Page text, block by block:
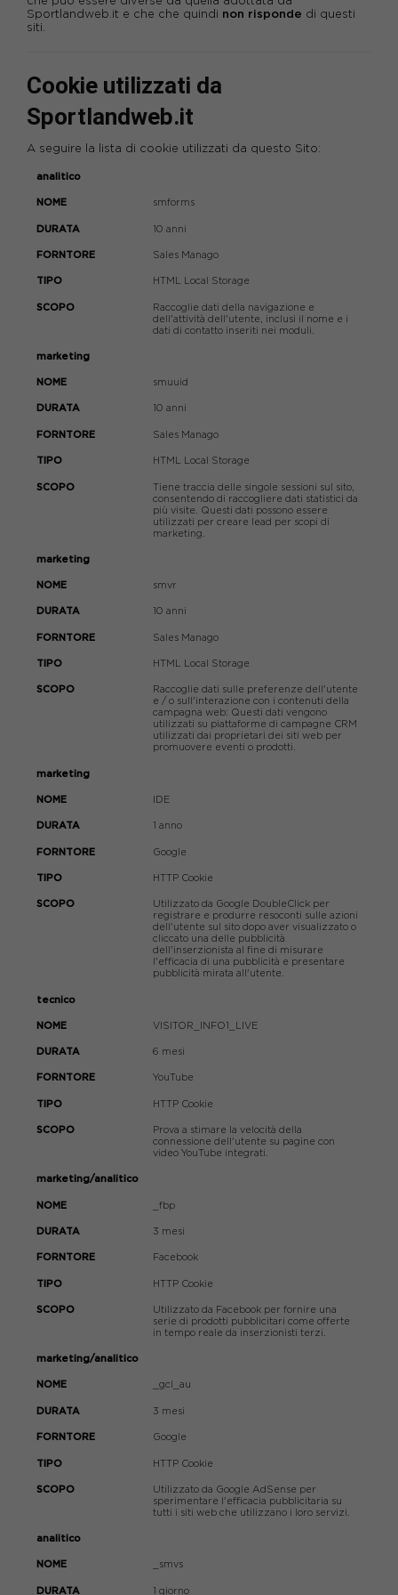
Sportlandweb.it e che che quindi non risponde di questi
siti.
Cookie utilizzati da
Sportlandweb.it
A seguire la lista di cookie utilizzati da questo Sito:
CATEGORIA
analitico
smforms
10 anni
Sales Manago
HTML Local Storage
Raccoglie dati della navigazione e
dell'attività dell'utente, inclusi il nome e i
dati di contatto inseriti nei moduli.
marketing
smuuid
10 anni
Sales Manago
HTML Local Storage
Tiene traccia delle singole sessioni sul sito,
consentendo di raccogliere dati statistici da
più visite. Questi dati possono essere
utilizzati per creare lead per scopi di
marketing.
marketing
smvr
10 anni
Sales Manago
HTML Local Storage
Raccoglie dati sulle preferenze dell'utente
e / o sull'interazione con i contenuti della
campagna web: Questi dati vengono
utilizzati su piattaforme di campagne CRM
utilizzati dai proprietari dei siti web per
promuovere eventi o prodotti.
marketing
IDE
1 anno
Google
HTTP Cookie
Utilizzato da Google DoubleClick per
registrare e produrre resoconti sulle azioni
dell'utente sul sito dopo aver visualizzato o
cliccato una delle pubblicità
dell'inserzionista al fine di misurare
l'efficacia di una pubblicità e presentare
pubblicità mirata all'utente.
tecnico
VISITOR_INFO1_LIVE
6 mesi
YouTube
HTTP Cookie
Prova a stimare la velocità della
connessione dell'utente su pagine con
video YouTube integrati.
marketing/analitico
_fbp
3 mesi
Facebook
HTTP Cookie
Utilizzato da Facebook per fornire una
serie di prodotti pubblicitari come offerte
in tempo reale da inserzionisti terzi.
marketing/analitico
_gcl_au
3 mesi
Google
HTTP Cookie
Utilizzato da Google AdSense per
sperimentare l'efficacia pubblicitaria su
tutti i siti web che utilizzano i loro servizi.
analitico
_smvs
1 giorno